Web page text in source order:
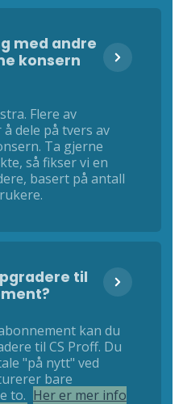
med andre
konsern
Flere av
dele på tvers av
Ta gjerne
så fikser vi en
basert på antall
til
kan du
til CS Proff. Du
"på nytt" ved
bare
to. Her er mer info